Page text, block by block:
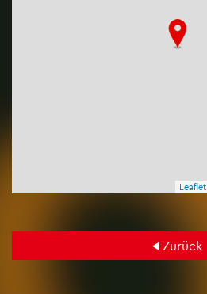
Leaf­let
Zu­rück